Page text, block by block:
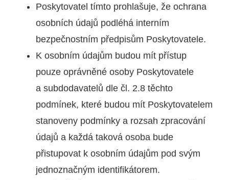
Poskytovatel tímto prohlašuje, že ochrana
osobních údajů podléhá interním
bezpečnostním předpisům Poskytovatele.
K osobním údajům budou mít přístup
pouze oprávněné osoby Poskytovatele
a subdodavatelů dle čl. 2.8 těchto
podmínek, které budou mít Poskytovatelem
stanoveny podmínky a rozsah zpracování
údajů a každá taková osoba bude
přistupovat k osobním údajům pod svým
jednoznačným identifikátorem.